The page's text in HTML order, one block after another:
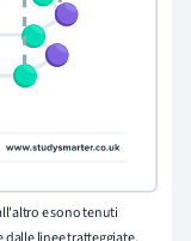
e sono tenuti